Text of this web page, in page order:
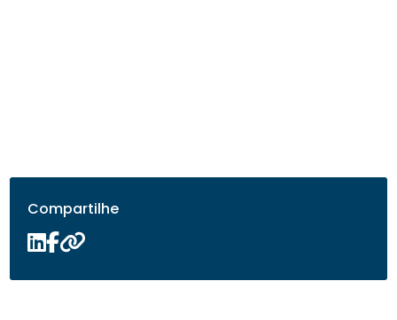
Compartilhe